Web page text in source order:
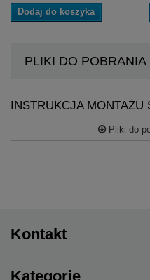
Dodaj do koszyka
PLIKI DO POBRANIA
INSTRUKCJA MONTAŻU
Pliki do
Kontakt
Kategorie